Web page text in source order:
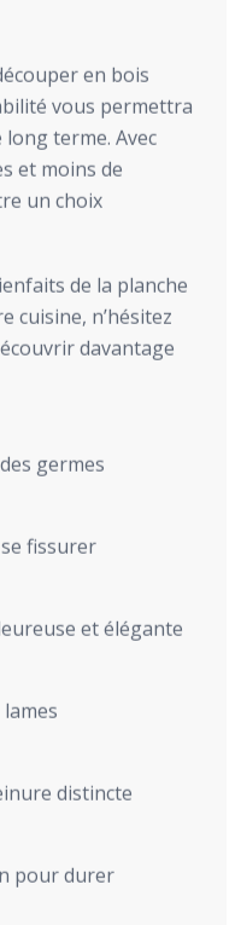
en bois
vous permettra
terme. Avec
et moins de
un choix
de la planche
cuisine, n’hésitez
davantage
germes
fissurer
et élégante
distincte
pour durer